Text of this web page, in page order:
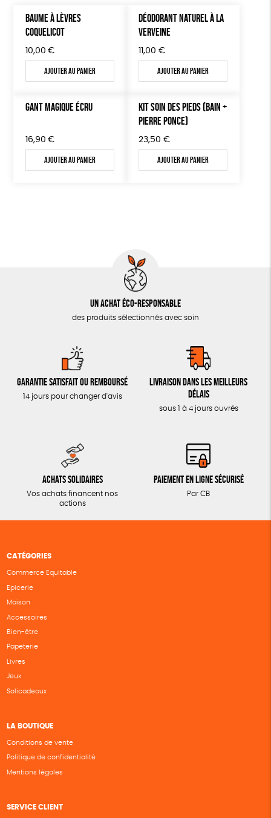
BAUME À LÈVRES
COQUELICOT
10,00 €
Ajouter au panier
DÉODORANT NATUREL À LA
VERVEINE
11,00 €
Ajouter au panier
GANT MAGIQUE ÉCRU
16,90 €
Ajouter au panier
KIT SOIN DES PIEDS (BAIN +
PIERRE PONCE)
23,50 €
Ajouter au panier
Un achat éco-responsable
des produits sélectionnés avec soin
Garantie satisfait ou remboursé
14 jours pour changer d'avis
Livraison dans les meilleurs
délais
sous 1 à 4 jours ouvrés
Achats solidaires
Vos achats financent nos
actions
Paiement en ligne sécurisé
Par CB
CATÉGORIES
Commerce Equitable
Epicerie
Maison
Accessoires
Bien-être
Papeterie
Livres
Jeux
Solicadeaux
LA BOUTIQUE
Conditions de vente
Politique de confidentialité
Mentions légales
SERVICE CLIENT